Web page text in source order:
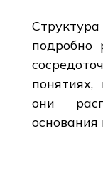
подробно
они
основания